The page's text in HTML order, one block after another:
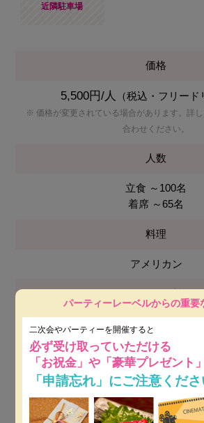
近隣駐車場
価格
5,500円/人 （税込・フリード
※ 価格が変更されている場合があります。詳
合わせください。
人数
立食 ～100名
着席 ～65名
料理
アメリカン
無料
最低保証料
平日：25万円～※ 開催日時によって
す。
パーティーレーベルからの重要
二次会やパーティーを開催すると
必ず受け取っていただける
「お祝金」や「豪華プレゼント
「申請忘れ」にご注意くださ